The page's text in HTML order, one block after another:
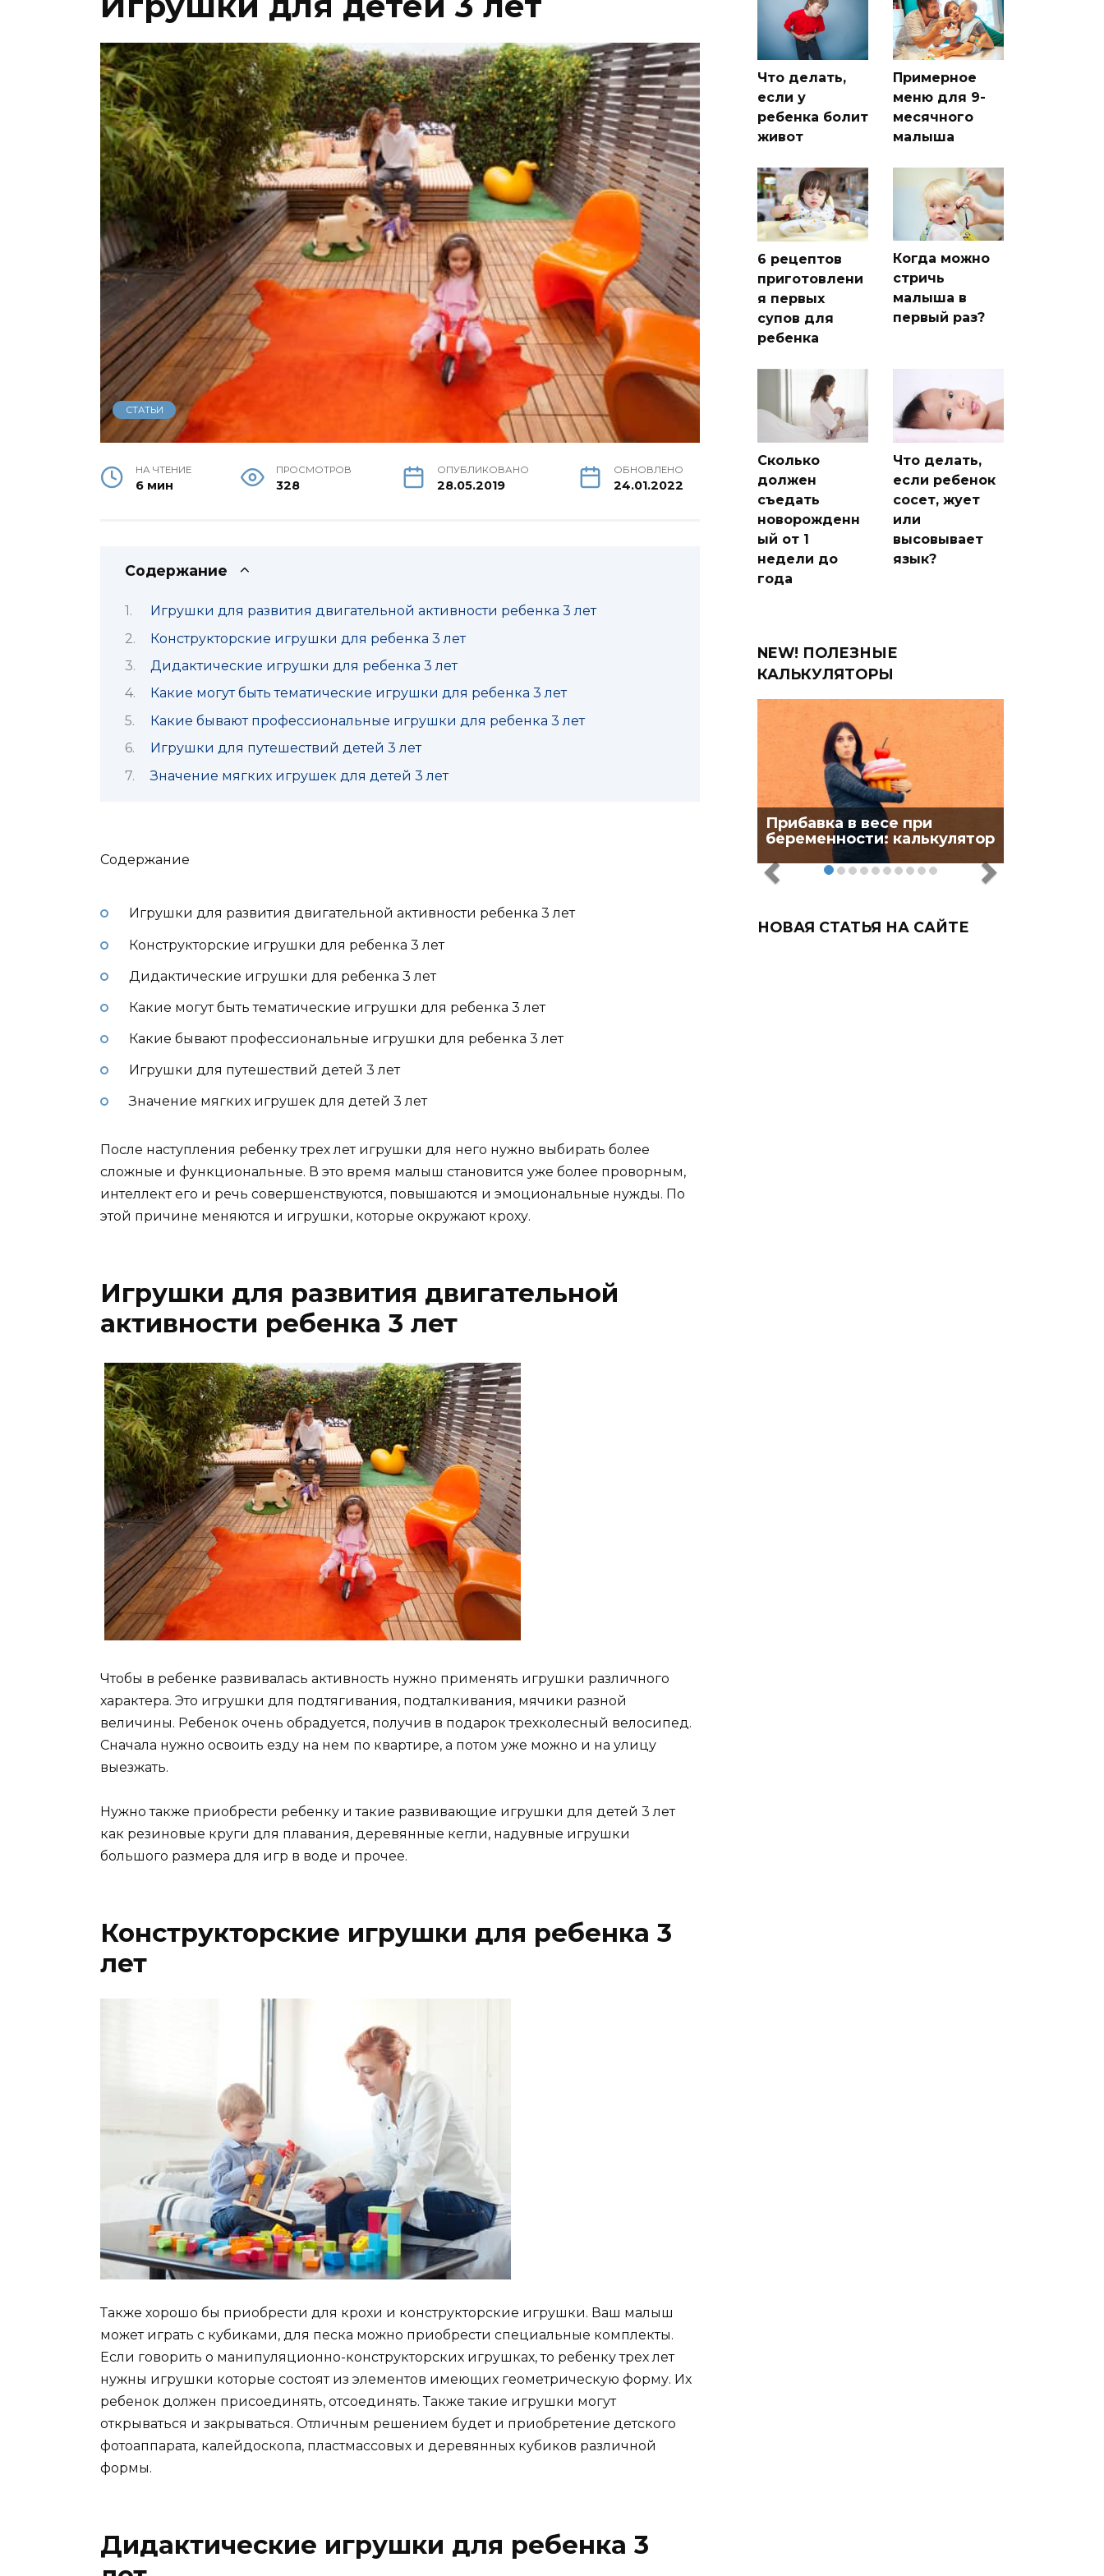
СТАТЬИ
НА ЧТЕНИЕ
6 мин
ПРОСМОТРОВ
328
ОПУБЛИКОВАНО
28.05.2019
ОБНОВЛЕНО
24.01.2022
Содержание
Игрушки для развития двигательной активности ребенка 3 лет
Конструкторские игрушки для ребенка 3 лет
Дидактические игрушки для ребенка 3 лет
Какие могут быть тематические игрушки для ребенка 3 лет
Какие бывают профессиональные игрушки для ребенка 3 лет
Игрушки для путешествий детей 3 лет
Значение мягких игрушек для детей 3 лет
Содержание
Игрушки для развития двигательной активности ребенка 3 лет
Конструкторские игрушки для ребенка 3 лет
Дидактические игрушки для ребенка 3 лет
Какие могут быть тематические игрушки для ребенка 3 лет
Какие бывают профессиональные игрушки для ребенка 3 лет
Игрушки для путешествий детей 3 лет
Значение мягких игрушек для детей 3 лет
После наступления ребенку трех лет игрушки для него нужно выбирать более
сложные и функциональные. В это время малыш становится уже более проворным,
интеллект его и речь совершенствуются, повышаются и эмоциональные нужды. По
этой причине меняются и игрушки, которые окружают кроху.
Игрушки для развития двигательной
активности ребенка 3 лет
Чтобы в ребенке развивалась активность нужно применять игрушки различного
характера. Это игрушки для подтягивания, подталкивания, мячики разной
величины. Ребенок очень обрадуется, получив в подарок трехколесный велосипед.
Сначала нужно освоить езду на нем по квартире, а потом уже можно и на улицу
выезжать.
Нужно также приобрести ребенку и такие развивающие игрушки для детей 3 лет
как резиновые круги для плавания, деревянные кегли, надувные игрушки
большого размера для игр в воде и прочее.
Конструкторские игрушки для ребенка 3
лет
Также хорошо бы приобрести для крохи и конструкторские игрушки. Ваш малыш
может играть с кубиками, для песка можно приобрести специальные комплекты.
Если говорить о манипуляционно-конструкторских игрушках, то ребенку трех лет
нужны игрушки которые состоят из элементов имеющих геометрическую форму. Их
ребенок должен присоединять, отсоединять. Также такие игрушки могут
открываться и закрываться. Отличным решением будет и приобретение детского
фотоаппарата, калейдоскопа, пластмассовых и деревянных кубиков различной
формы.
Дидактические игрушки для ребенка 3
Что делать,
если у
ребенка болит
живот
Примерное
меню для 9-
месячного
малыша
6 рецептов
приготовлени
я первых
супов для
ребенка
Когда можно
стричь
малыша в
первый раз?
Сколько
должен
съедать
новорожденн
ый от 1
недели до
года
Что делать,
если ребенок
сосет, жует
или
высовывает
язык?
NEW! ПОЛЕЗНЫЕ
КАЛЬКУЛЯТОРЫ
Прибавка в весе при
беременности: калькулятор
НОВАЯ СТАТЬЯ НА САЙТЕ